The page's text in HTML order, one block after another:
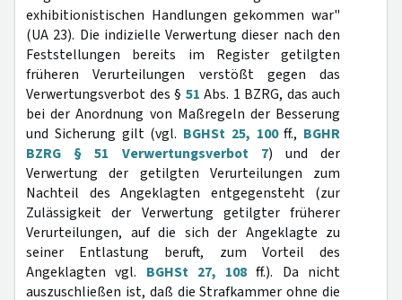
exhibitionistischen Handlungen gekommen war"
(UA 23). Die indizielle Verwertung dieser nach den
Feststellungen bereits im Register getilgten
früheren Verurteilungen verstößt gegen das
Verwertungsverbot des § 51 Abs. 1 BZRG, das auch
bei der Anordnung von Maßregeln der Besserung
und Sicherung gilt (vgl. BGHSt 25, 100ff., BGHR
BZRG § 51 Verwertungsverbot 7) und der
Verwertung der getilgten Verurteilungen zum
Nachteil des Angeklagten entgegensteht (zur
Zulässigkeit der Verwertung getilgter früherer
Verurteilungen, auf die sich der Angeklagte zu
seiner Entlastung beruft, zum Vorteil des
Angeklagten vgl. BGHSt 27, 108 ff.). Da nicht
auszuschließen ist, daß die Strafkammer ohne die